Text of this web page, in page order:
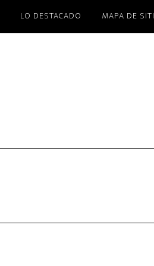
LO DESTACADO MAPA DE